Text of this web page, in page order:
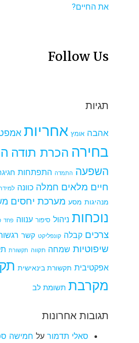
את החיים?
Follow Us
תגיות
אהבה אומץ אחריות
בחירה הכרת תודה
השפעה התמדה התפתחות
חיים מלאים חמלה כוונה
מנהיגות מסע מערכת יחסים
נוכחות ניהול סיפור ענווה פחד
צרכים קבלה קונפליקט קשר
שיפוטיות שמחה תקווה תקשורת
אפקטיבית תקשורת בינאישית
מקרבת תשומת לב
תגובות אחרונות
סאלי תדמור על חמישה